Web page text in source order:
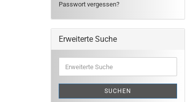
Passwort vergessen?
Erweiterte Suche
Suche
SUCHEN